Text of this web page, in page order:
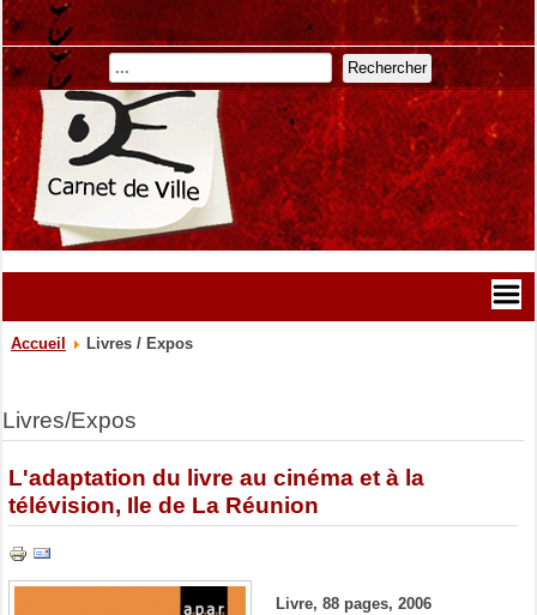
Rechercher
Accueil Livres / Expos
Livres/Expos
L'adaptation du livre au cinéma et à la
télévision, Ile de La Réunion
Livre, 88 pages, 2006